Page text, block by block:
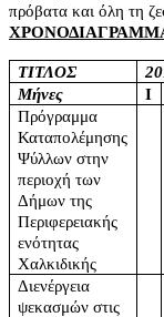
πρόβατα και όλη τη
ΤΙΤΛΟΣ
Μήνες
Ι
Πρόγραμμα
Καταπολέμησης
Ψύλλων στην
περιοχή των
Δήμων της
Περιφερειακής
ενότητας
Χαλκιδικής
Διενέργεια
ψεκασμών στις